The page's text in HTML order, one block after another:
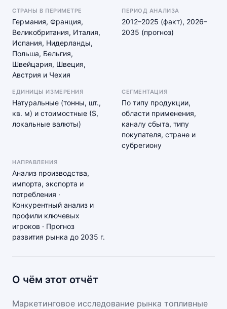
СТРАНЫ В ПЕРИМЕТРЕ
Германия, Франция,
Великобритания, Италия,
Испания, Нидерланды,
Польша, Бельгия,
Швейцария, Швеция,
Австрия и Чехия
ПЕРИОД АНАЛИЗА
2012–2025 (факт), 2026–
2035 (прогноз)
ЕДИНИЦЫ ИЗМЕРЕНИЯ
Натуральные (тонны, шт.,
кв. м) и стоимостные ($,
локальные валюты)
СЕГМЕНТАЦИЯ
По типу продукции,
области применения,
каналу сбыта, типу
покупателя, стране и
субрегиону
НАПРАВЛЕНИЯ
Анализ производства,
импорта, экспорта и
потребления ·
Конкурентный анализ и
профили ключевых
игроков · Прогноз
развития рынка до 2035 г.
О чём этот отчёт
Маркетинговое исследование рынка топливные